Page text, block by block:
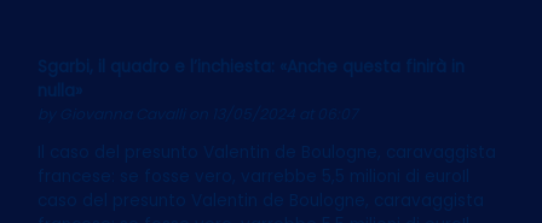
Sgarbi, il quadro e l’inchiesta: «Anche questa finirà in
nulla»
on 13/05/2024 at 06:07
Il caso del presunto Valentin de Boulogne, caravaggista
francese: se fosse vero, varrebbe 5,5 milioni di euroIl
caso del presunto Valentin de Boulogne, caravaggista